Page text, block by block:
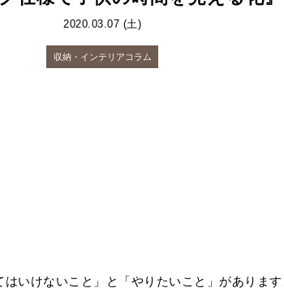
2020.03.07 (土)
収納・インテリアコラム
いけないこと」と「やりたいこと」がありま